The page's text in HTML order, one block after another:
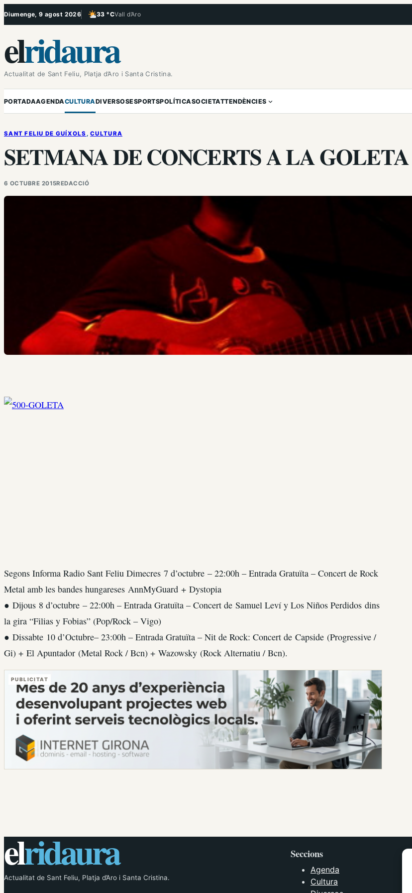
Vés
Diumenge, 9 agost 2026 33 °CVall d’Aro
, Poc ennuvolat
elridaura
Actualitat de Sant Feliu, Platja d’Aro i Santa Cristina.
PORTADAAGENDACULTURADIVERSOSESPORTSPOLÍTICASOCIETATTENDÈNCIES
SANT FELIU DE GUÍXOLS , CULTURA
SETMANA DE CONCERTS A LA GOLETA
6 OCTUBRE 2015REDACCIÓ
Segons Informa Radio Sant Feliu Dimecres 7 d’octubre – 22:00h – Entrada Gratuïta – Concert de Rock
Metal amb les bandes hungareses AnnMyGuard + Dystopia
● Dijous 8 d’octubre – 22:00h – Entrada Gratuïta – Concert de Samuel Leví y Los Niños Perdidos dins
la gira “Filias y Fobias” (Pop/Rock – Vigo)
● Dissabte 10 d’Octubre– 23:00h – Entrada Gratuïta – Nit de Rock: Concert de Capside (Progressive /
Gi) + El Apuntador (Metal Rock / Bcn) + Wazowsky (Rock Alternatiu / Bcn).
PUBLICITAT
elridaura
Actualitat de Sant Feliu, Platja d’Aro i Santa Cristina.
Seccions
Agenda
Cultura